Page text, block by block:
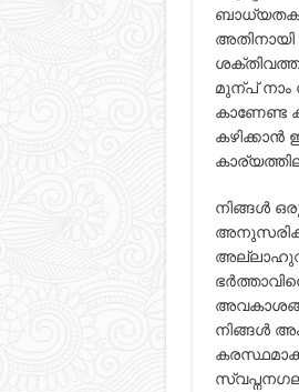
മുന്പ് നാം
കാണേണ്ട
കഴിക്കാന്‍
നിങ്ങള്‍
നിങ്ങള്‍